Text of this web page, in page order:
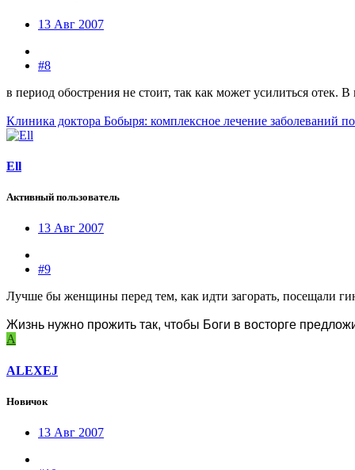
13 Авг 2007
#8
в период обострения не стоит, так как может усилиться отек.
Клиника доктора Бобыря: комплексное лечение заболеваний
Ell
Активный пользователь
13 Авг 2007
#9
Лучше бы женщины перед тем, как идти загорать, посещали
Жизнь нужно прожить так, чтобы Боги в восторге
A
ALEXEJ
Новичок
13 Авг 2007